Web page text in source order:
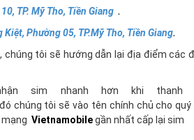
TP. Mỹ Tho, Tiền Giang .
Kiệt, Phường 05, TP.Mỹ Tho, Tiền Giang.
chúng tôi sẽ hướng dẫn lại địa điểm các
sim nhanh hơn khi thanh
chúng tôi sẽ vào tên chính chủ cho quý
Vietnamobilegần nhất cấp lại sim